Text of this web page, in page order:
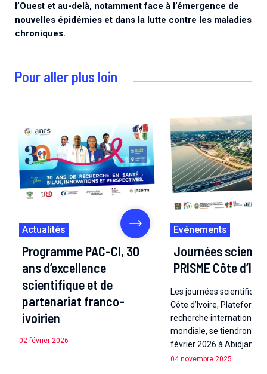
l’Ouest et au-delà, notamment face à l’émergence de
nouvelles épidémies et dans la lutte contre les maladies
chroniques.
Pour aller plus loin
Actualités
Programme PAC-CI, 30
ans d’excellence
scientifique et de
partenariat franco-
ivoirien
02 février 2026
Evénements
Journées
PRISME Côte
Les journées
Côte d’Ivoire, Plateforme
recherche internationale
mondiale, se tiendront du
février 2026 à Abidjan et
04 novembre 2025